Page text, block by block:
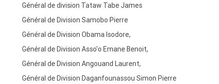
Général de division Tataw Tabe James
Général de Division Samobo Pierre
Général de Division Obama Isodore,
Général de Division Asso'o Emane Benoit,
Général de Division Angouand Laurent,
Général de Division Daganfounassou Simon Pierre